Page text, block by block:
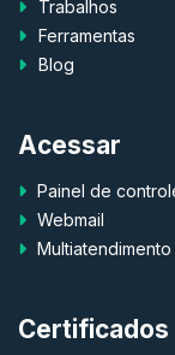
Trabalhos
Ferramentas
Blog
Acessar
Painel de
Webmail
Multiatendimento
Certificados